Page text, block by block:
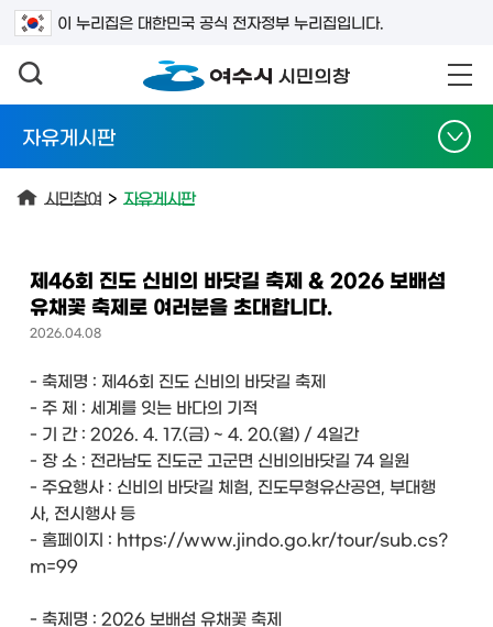
이 누리집은 대한민국 공식 전자정부 누리집입니다.
검색어를 입력하세요
자유게시판
시민참여 > 자유게시판
제46회 진도 신비의 바닷길 축제 & 2026 보배섬
유채꽃 축제로 여러분을 초대합니다.
2026.04.08
- 축제명 : 제46회 진도 신비의 바닷길 축제
- 주 제 : 세계를 잇는 바다의 기적
- 기 간 : 2026. 4. 17.(금) ~ 4. 20.(월) / 4일간
- 장 소 : 전라남도 진도군 고군면 신비의바닷길 74 일원
- 주요행사 : 신비의 바닷길 체험, 진도무형유산공연, 부대행
사, 전시행사 등
- 홈페이지 : https://www.jindo.go.kr/tour/sub.cs?
m=99
- 축제명 : 2026 보배섬 유채꽃 축제